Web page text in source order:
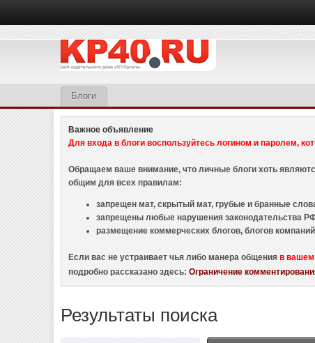
Блоги
Важное объявление
Для входа в блоги воспользуйтесь логином и паролем,
Обращаем ваше внимание, что личные блоги хоть
общим для всех правилам:
запрещен мат, скрытый мат, грубые и бранные
запрещены любые нарушения законодательства
размещение коммерческих блогов, блогов
Если вас не устраивает чья либо манера общенияв вашем
подробно рассказано здесь:Ограничение
Результаты поиска